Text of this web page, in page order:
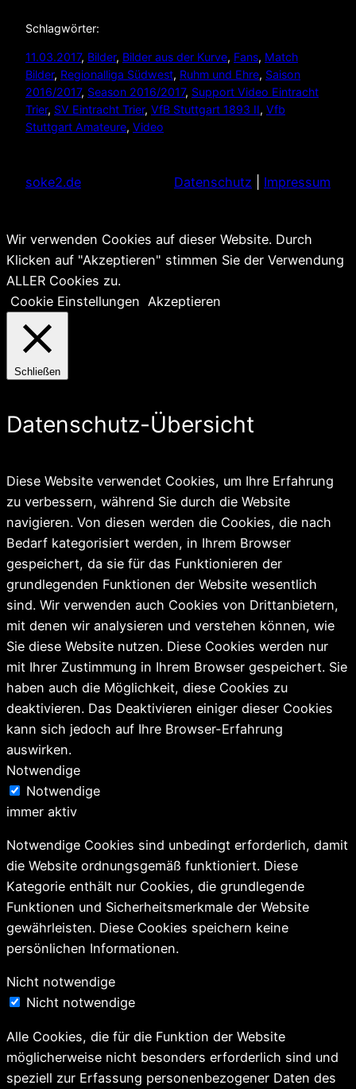
Schlagwörter:
11.03.2017, Bilder, Bilder aus der Kurve, Fans, Match
Bilder, Regionalliga Südwest, Ruhm und Ehre, Saison
2016/2017, Season 2016/2017, Support Video Eintracht
Trier, SV Eintracht Trier, VfB Stuttgart 1893 II, Vfb
Stuttgart Amateure, Video
soke2.de Datenschutz Impressum
Wir verwenden Cookies auf dieser Website. Durch
Klicken auf "Akzeptieren" stimmen Sie der Verwendung
ALLER Cookies zu.
Cookie Einstellungen Akzeptieren
Schließen
Datenschutz-Übersicht
Diese Website verwendet Cookies, um Ihre Erfahrung
zu verbessern, während Sie durch die Website
navigieren. Von diesen werden die Cookies, die nach
Bedarf kategorisiert werden, in Ihrem Browser
gespeichert, da sie für das Funktionieren der
grundlegenden Funktionen der Website wesentlich
sind. Wir verwenden auch Cookies von Drittanbietern,
mit denen wir analysieren und verstehen können, wie
Sie diese Website nutzen. Diese Cookies werden nur
mit Ihrer Zustimmung in Ihrem Browser gespeichert. Sie
haben auch die Möglichkeit, diese Cookies zu
deaktivieren. Das Deaktivieren einiger dieser Cookies
kann sich jedoch auf Ihre Browser-Erfahrung
auswirken.
Notwendige
Notwendige
immer aktiv
Notwendige Cookies sind unbedingt erforderlich, damit
die Website ordnungsgemäß funktioniert. Diese
Kategorie enthält nur Cookies, die grundlegende
Funktionen und Sicherheitsmerkmale der Website
gewährleisten. Diese Cookies speichern keine
persönlichen Informationen.
Nicht notwendige
Nicht notwendige
Alle Cookies, die für die Funktion der Website
möglicherweise nicht besonders erforderlich sind und
speziell zur Erfassung personenbezogener Daten des